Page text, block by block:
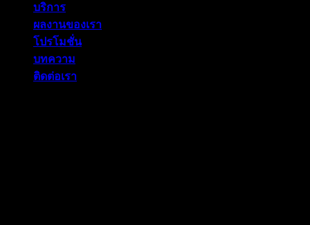
บริการ
ผลงานของเรา
โปรโมชั่น
บทความ
ติดต่อเรา